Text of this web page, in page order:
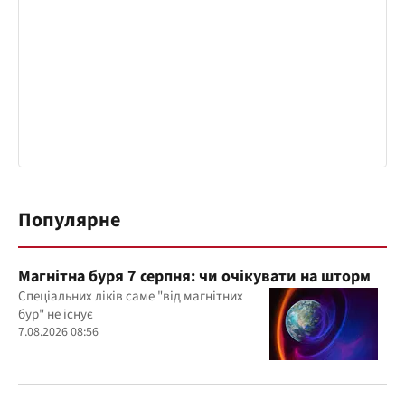
Популярне
Магнітна буря 7 серпня: чи очікувати на шторм
Спеціальних ліків саме "від магнітних
бур" не існує
7.08.2026 08:56